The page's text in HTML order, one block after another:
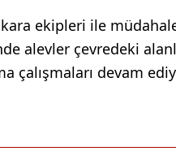
kara ekipleri ile
alevler çevredeki
çalışmaları devam